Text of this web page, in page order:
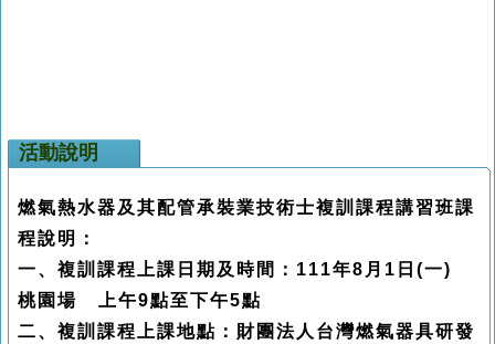
活動說明
燃氣熱水器及其配管承裝業技術士複訓課程講習班課
程說明：
一、複訓課程上課日期及時間：111年8月1日(一)
桃園場 上午9點至下午5點
二、複訓課程上課地點：財團法人台灣燃氣器具研發